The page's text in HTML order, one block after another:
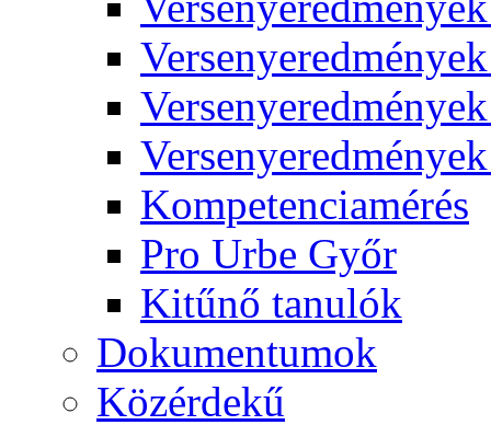
Kompetenciamérés
Pro Urbe Győr
Kitűnő tanulók
Dokumentumok
Közérdekű